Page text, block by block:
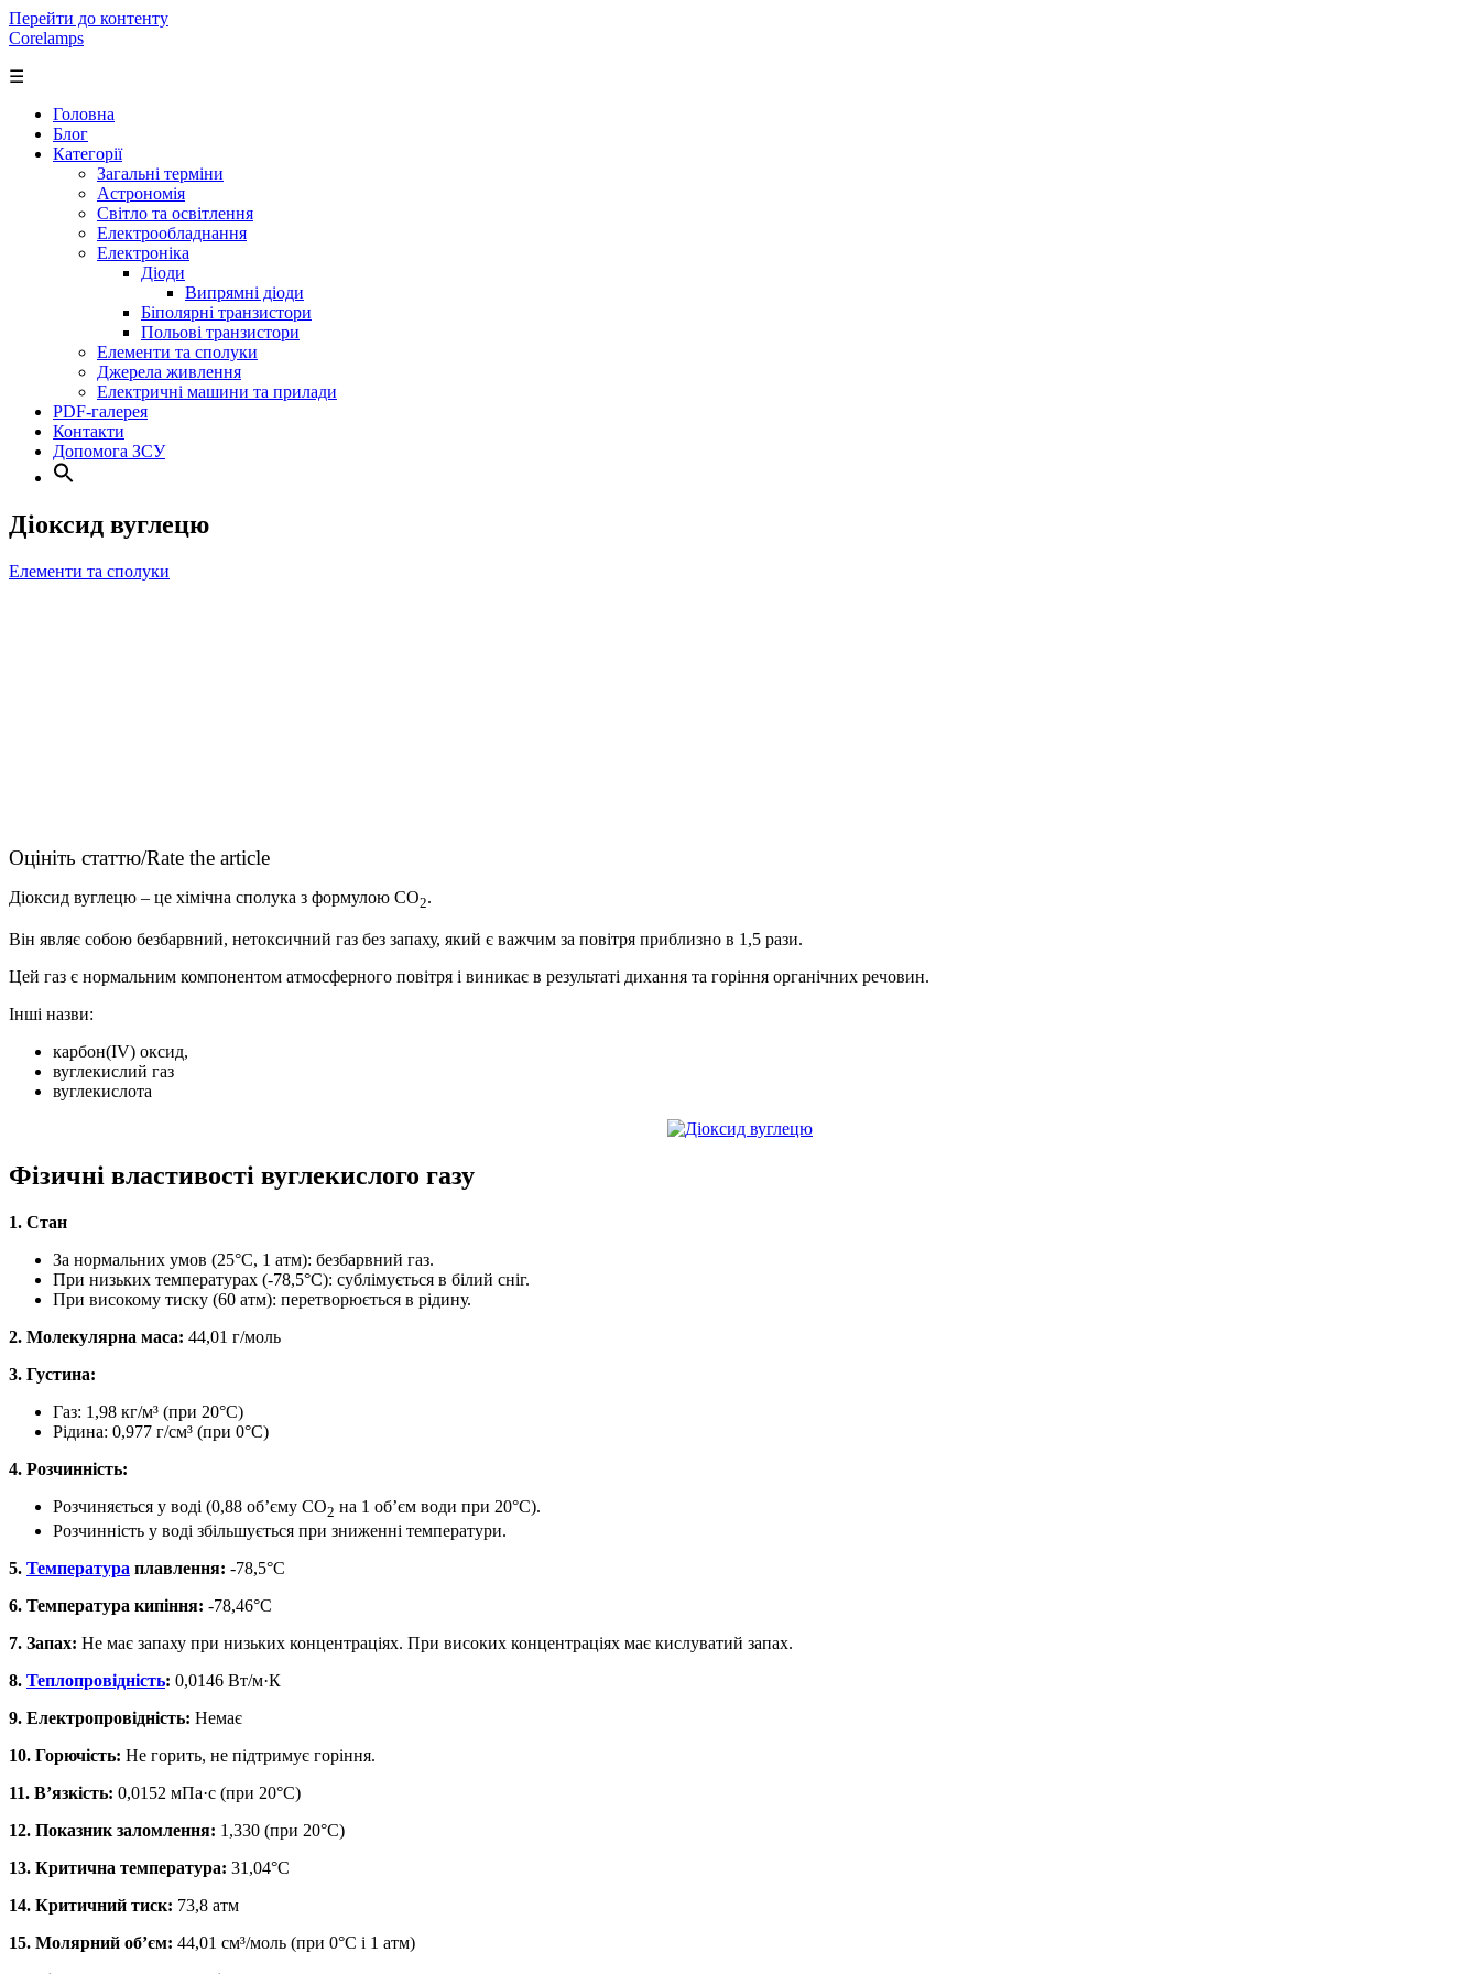
Перейти до контенту
Corelamps
☰
Головна
Блог
Категорії
Загальні терміни
Астрономія
Світло та освітлення
Електрообладнання
Електроніка
Діоди
Випрямні діоди
Біполярні транзистори
Польові транзистори
Елементи та сполуки
Джерела живлення
Електричні машини та прилади
PDF-галерея
Контакти
Допомога ЗСУ
Діоксид вуглецю
Елементи та сполуки
Оцініть статтю/Rate the article
Діоксид вуглецю – це хімічна сполука з формулою CO2.
Він являє собою безбарвний, нетоксичний газ без запаху, який є важчим за повітря приблизно в 1,5 рази.
Цей газ є нормальним компонентом атмосферного повітря і виникає в результаті дихання та горіння органічних речовин.
Інші назви:
карбон(IV) оксид,
вуглекислий газ
вуглекислота
Фізичні властивості вуглекислого газу
1. Стан
За нормальних умов (25°C, 1 атм): безбарвний газ.
При низьких температурах (-78,5°C): сублімується в білий сніг.
При високому тиску (60 атм): перетворюється в рідину.
2. Молекулярна маса: 44,01 г/моль
3. Густина:
Газ: 1,98 кг/м³ (при 20°C)
Рідина: 0,977 г/см³ (при 0°C)
4. Розчинність:
Розчиняється у воді (0,88 об’єму CO2 на 1 об’єм води при 20°C).
Розчинність у воді збільшується при зниженні температури.
5. Температура плавлення: -78,5°C
6. Температура кипіння: -78,46°C
7. Запах: Не має запаху при низьких концентраціях. При високих концентраціях має кислуватий запах.
8. Теплопровідність: 0,0146 Вт/м·К
9. Електропровідність: Немає
10. Горючість: Не горить, не підтримує горіння.
11. В’язкість: 0,0152 мПа·с (при 20°C)
12. Показник заломлення: 1,330 (при 20°C)
13. Критична температура: 31,04°C
14. Критичний тиск: 73,8 атм
15. Молярний об’єм: 44,01 см³/моль (при 0°C і 1 атм)